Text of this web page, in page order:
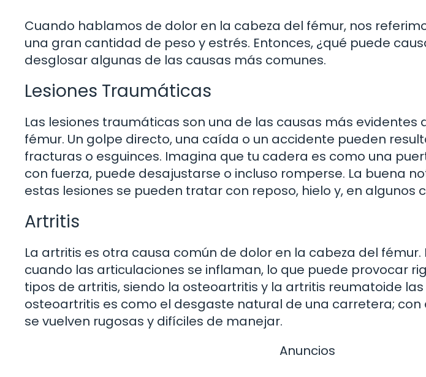
Cuando hablamos de dolor en la cabeza del fémur, nos
una gran cantidad de peso y estrés. Entonces, ¿qué puede
desglosar algunas de las causas más comunes.
Lesiones Traumáticas
Las lesiones traumáticas son una de las causas más evidentes
fémur. Un golpe directo, una caída o un accidente pueden
fracturas o esguinces. Imagina que tu cadera es como una
con fuerza, puede desajustarse o incluso romperse. La buena
estas lesiones se pueden tratar con reposo, hielo y, en algunos
Artritis
La artritis es otra causa común de dolor en la cabeza del
cuando las articulaciones se inflaman, lo que puede provocar
tipos de artritis, siendo la osteoartritis y la artritis reumatoide
osteoartritis es como el desgaste natural de una carretera; con
se vuelven rugosas y difíciles de manejar.
Anuncios